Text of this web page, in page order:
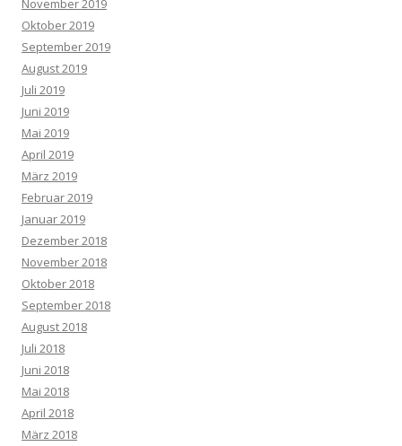
November 2019
Oktober 2019
September 2019
August 2019
Juli 2019
Juni 2019
Mai 2019
April 2019
März 2019
Februar 2019
Januar 2019
Dezember 2018
November 2018
Oktober 2018
September 2018
August 2018
Juli 2018
Juni 2018
Mai 2018
April 2018
März 2018